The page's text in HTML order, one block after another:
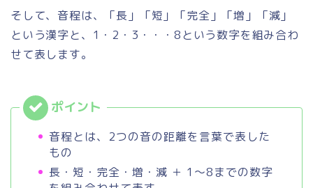
そして、音程は、「長」「短」「完全」「増」「減」
という漢字と、1・2・3・・・8という数字を組み合わ
せて表します。
音程とは、2つの音の距離を言葉で表した
もの
長・短・完全・増・減 ＋ 1～8までの数字